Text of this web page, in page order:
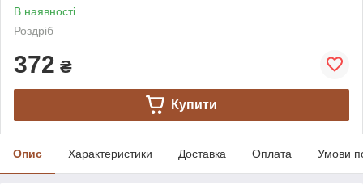
В наявності
Роздріб
372 ₴
Купити
Опис Характеристики Доставка Оплата Умови